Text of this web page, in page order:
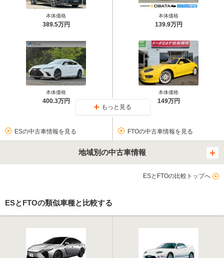
本体価格
389.5万円
本体価格
400.3万円
本体価格
139.9万円
本体価格
149万円
もっと見る
ESの中古車情報を見る FTOの中古車情報を見る
地域別の中古車情報
ESとFTOの比較トップへ
ESとFTOの類似車種と比較する